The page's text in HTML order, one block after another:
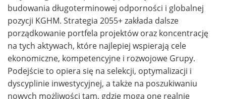
budowania długoterminowej odporności i globalnej
pozycji KGHM. Strategia 2055+ zakłada dalsze
porządkowanie portfela projektów oraz koncentrację
na tych aktywach, które najlepiej wspierają cele
ekonomiczne, kompetencyjne i rozwojowe Grupy.
Podejście to opiera się na selekcji, optymalizacji i
dyscyplinie inwestycyjnej, a także na poszukiwaniu
nowych możliwości tam, gdzie mogą one realnie